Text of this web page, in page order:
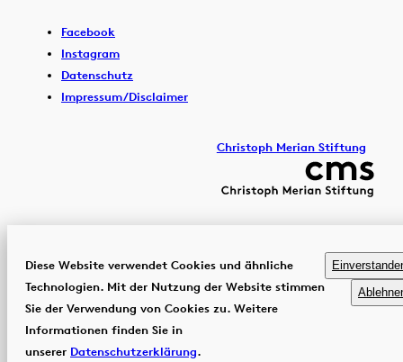
Facebook
Instagram
Datenschutz
Impressum/Disclaimer
Christoph Merian Stiftung
Diese Website verwendet Cookies und ähnliche
Technologien. Mit der Nutzung der Website stimmen
Sie der Verwendung von Cookies zu. Weitere
Informationen finden Sie in
unserer Datenschutzerklärung.